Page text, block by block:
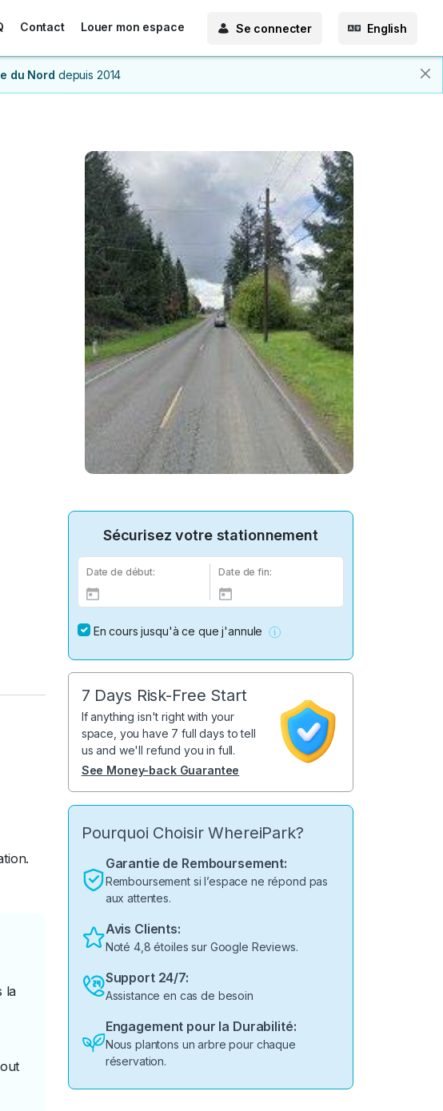
Contact Louer mon espace Se connecter English
du Nord depuis 2014
la
Sécurisez votre stationnement
Date de début: Date de fin:
En cours jusqu'à ce que j'annule
7 Days Risk-Free Start
If anything isn't right with your
space, you have 7 full days to tell
us and we'll refund you in full.
See Money-back Guarantee
Pourquoi Choisir WhereiPark?
Garantie de Remboursement:
Remboursement si l’espace ne répond pas
aux attentes.
Avis Clients:
Noté 4,8 étoiles sur Google Reviews.
Support 24/7:
Assistance en cas de besoin
Engagement pour la Durabilité:
Nous plantons un arbre pour chaque
réservation.